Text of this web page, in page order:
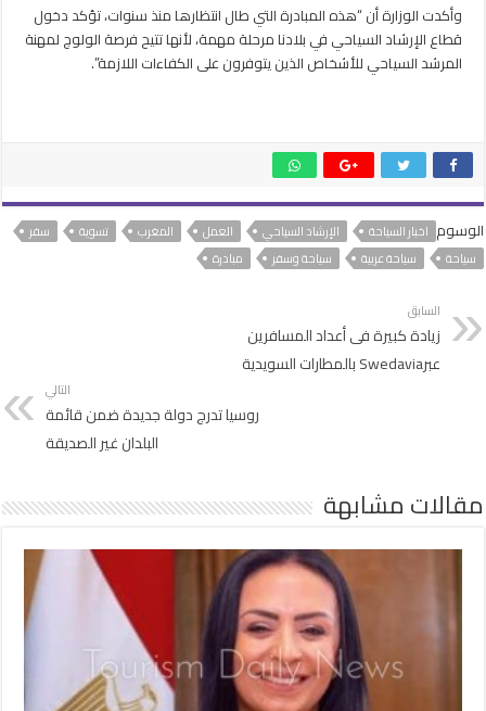
وأكدت الوزارة أن “هذه المبادرة التي طال انتظارها منذ سنوات، تؤكد دخول
قطاع الإرشاد السياحي في بلادنا مرحلة مهمة، لأنها تتيح فرصة الولوج لمهنة
المرشد السياحي للأشخاص الذين يتوفرون على الكفاءات اللازمة”.
الوسوم اخبار السياحة الإرشاد السياحي العمل المغرب تسوية
سفر
سياحة
سياحة عربية سياحة وسفر مبادرة
السابق
زيادة كبيرة فى أعداد المسافرين
عبرSwedavia بالمطارات السويدية
التالي
روسيا تدرج دولة جديدة ضمن قائمة
البلدان غير الصديقة
مقالات مشابهة